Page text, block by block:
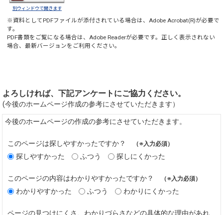
別ウィンドウで開きます
※資料としてPDFファイルが添付されている場合は、Adobe Acrobat(R)が必要で
す。
PDF書類をご覧になる場合は、Adobe Readerが必要です。正しく表示されない
場合、最新バージョンをご利用ください。